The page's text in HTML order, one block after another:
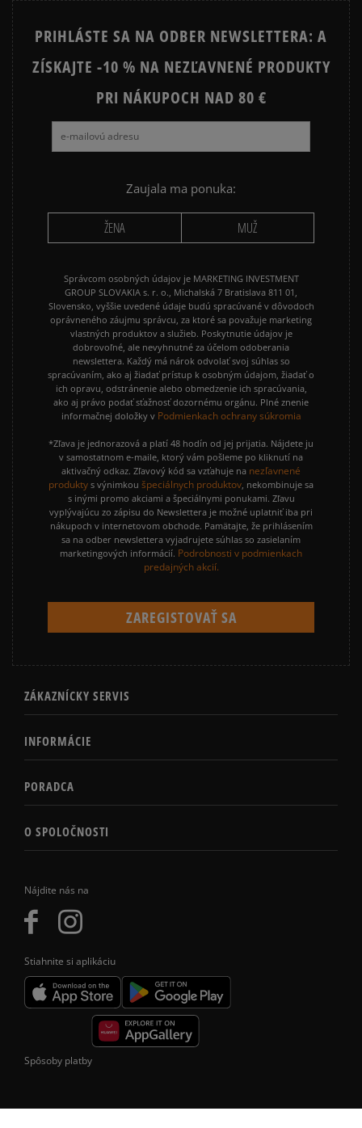
Nájdite nás na
Stiahnite si aplikáciu
PRIHLÁSTE SA NA ODBER NEWSLETTERA: A
ZÍSKAJTE -10 % NA NEZĽAVNENÉ PRODUKTY
PRI NÁKUPOCH NAD 80 €
Zaujala ma ponuka:
ŽENA MUŽ
Správcom osobných údajov je MARKETING INVESTMENT
GROUP SLOVAKIA s. r. o., Michalská 7 Bratislava 811 01,
Slovensko, vyššie uvedené údaje budú spracúvané v dôvodoch
oprávneného záujmu správcu, za ktoré sa považuje marketing
vlastných produktov a služieb. Poskytnutie údajov je
dobrovoľné, ale nevyhnutné za účelom odoberania
newslettera. Každý má nárok odvolať svoj súhlas so
spracúvaním, ako aj žiadať prístup k osobným údajom, žiadať o
ich opravu, odstránenie alebo obmedzenie ich spracúvania,
ako aj právo podať sťažnosť dozornému orgánu. Plné znenie
informačnej doložky v Podmienkach ochrany súkromia
*Zľava je jednorazová a platí 48 hodín od jej prijatia. Nájdete ju
v samostatnom e-maile, ktorý vám pošleme po kliknutí na
aktivačný odkaz. Zľavový kód sa vzťahuje na nezľavnené
produkty s výnimkou špeciálnych produktov , nekombinuje sa
s inými promo akciami a špeciálnymi ponukami. Zľavu
vyplývajúcu zo zápisu do Newslettera je možné uplatniť iba pri
nákupoch v internetovom obchode. Pamätajte, že prihlásením
sa na odber newslettera vyjadrujete súhlas so zasielaním
marketingových informácií. Podrobnosti v podmienkach
predajných akcií.
ZÁKAZNÍCKY SERVIS
INFORMÁCIE
PORADCA
O SPOLOČNOSTI
Spôsoby platby